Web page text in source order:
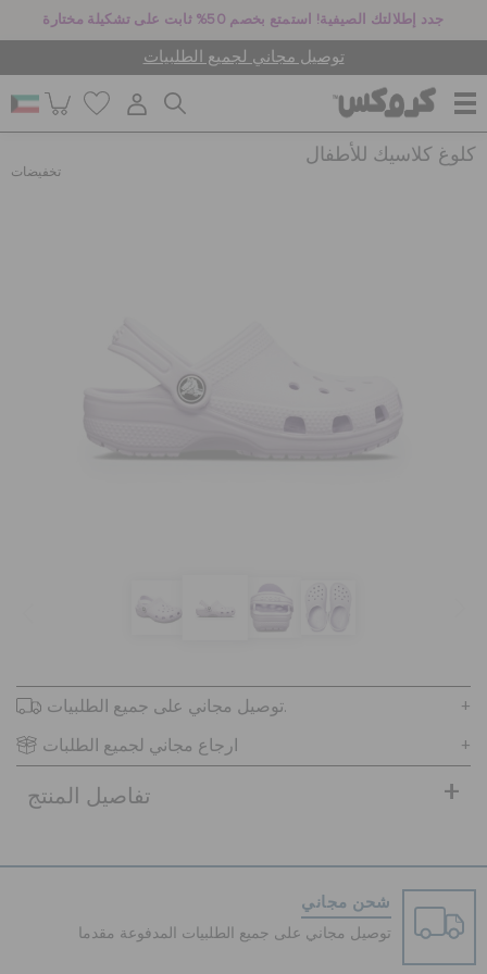
جدد إطلالتك الصيفية! استمتع بخصم 50% ثابت على تشكيلة مختارة
توصيل مجاني لجميع الطلبيات
للنساء
جيبيتز تشارمز
تسجيل الدخول / اشتراك
حالة الطلبية
كلوغ كلاسيك للأطفال
تخفيضات
توصيل مجاني على جميع الطلبيات.
ارجاع مجاني لجميع الطلبات
تفاصيل المنتج
شحن مجاني
توصيل مجاني على جميع الطلبيات المدفوعة مقدما